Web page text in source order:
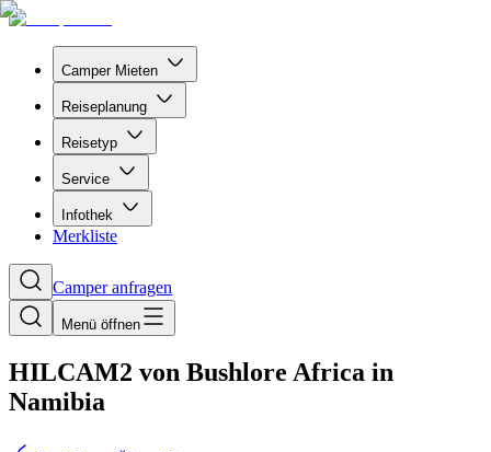
Camper Mieten
Reiseplanung
Reisetyp
Service
Infothek
Merkliste
Camper anfragen
Menü öffnen
HILCAM2 von Bushlore Africa in
Namibia